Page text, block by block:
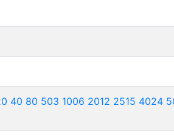
40 80 503 1006 2012 2515 4024